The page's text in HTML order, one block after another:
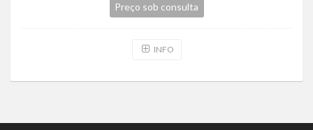
Preço sob consulta
INFO